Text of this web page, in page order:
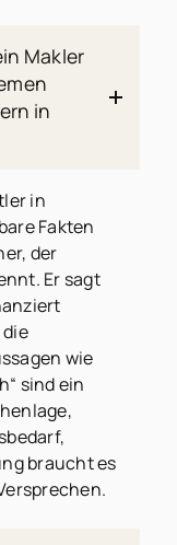
Makler
in
in
Fakten
der
Er sagt
wie
sind ein
braucht es